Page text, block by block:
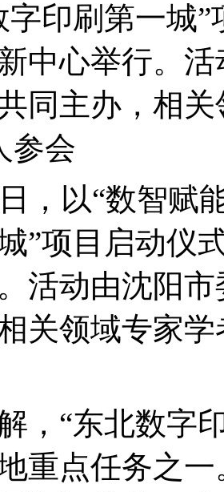
字印刷第一城
中心举行。
同主办，相
参会
，以“数智赋
”项目启动仪
活动由沈阳
关领域专家
“东北数字印
重点任务之